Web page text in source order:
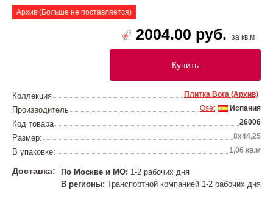
Архив (Больше не поставляется)
2004.00 руб. за кв.м
Купить
Коллекция Плитка Bora (Архив)
Производитель Испания
Oset
Код товара 26006
Размер: 8x44,25
В упаковке: 1,06 кв.м
Доставка: По Москве и МО: 1-2 рабочих дня
В регионы: Транспортной компанией 1-2 рабочих дня